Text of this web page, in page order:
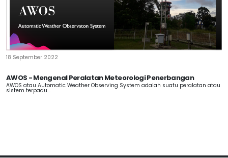
18 September 2022
AWOS - Mengenal Peralatan Meteorologi Penerbangan
AWOS atau Automatic Weather Observing System adalah suatu peralatan atau
sistem terpadu...